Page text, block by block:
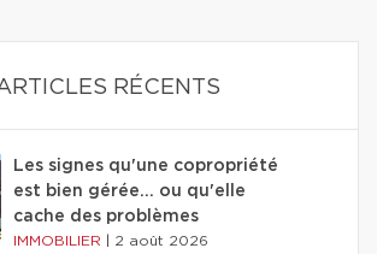
RÉCENTS
Les signes qu'une copropriété
est bien gérée… ou qu'elle
cache des problèmes
IMMOBILIER 2 août 2026